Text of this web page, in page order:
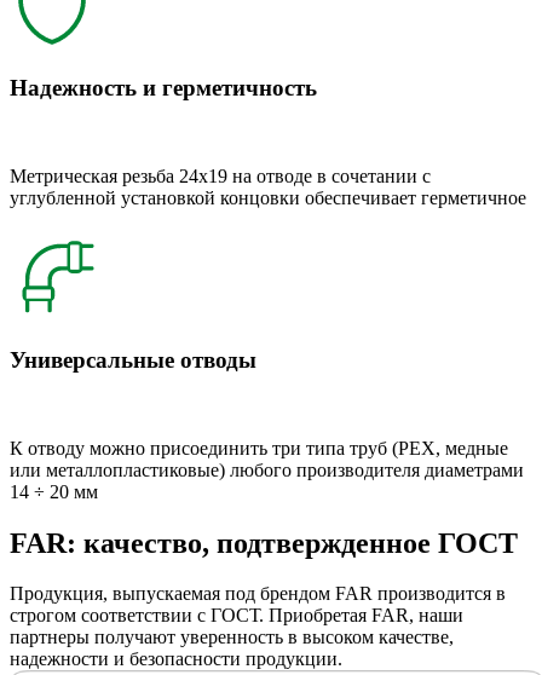
Надежность и герметичность
Метрическая резьба 24x19 на отводе в сочетании с
углубленной установкой концовки обеспечивает герметичное
Универсальные отводы
К отводу можно присоединить три типа труб (РЕХ, медные
или металлопластиковые) любого производителя диаметрами
14 ÷ 20 мм
FAR: качество, подтвержденное ГОСТ
Продукция, выпускаемая под брендом FAR производится в
строгом соответствии с ГОСТ. Приобретая FAR, наши
партнеры получают уверенность в высоком качестве,
надежности и безопасности продукции.